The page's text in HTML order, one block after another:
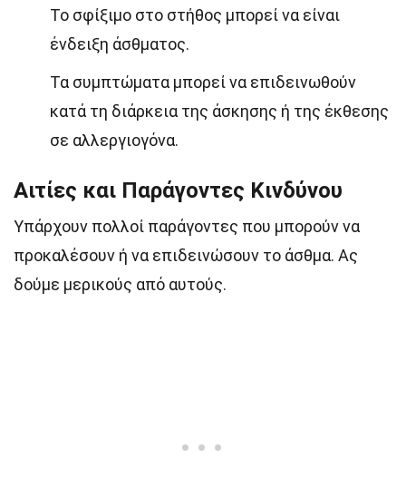
Το σφίξιμο στο στήθος μπορεί να είναι
ένδειξη άσθματος.
Τα συμπτώματα μπορεί να επιδεινωθούν
κατά τη διάρκεια της άσκησης ή της έκθεσης
σε αλλεργιογόνα.
Αιτίες και Παράγοντες Κινδύνου
Υπάρχουν πολλοί παράγοντες που μπορούν να
προκαλέσουν ή να επιδεινώσουν το άσθμα. Ας
δούμε μερικούς από αυτούς.